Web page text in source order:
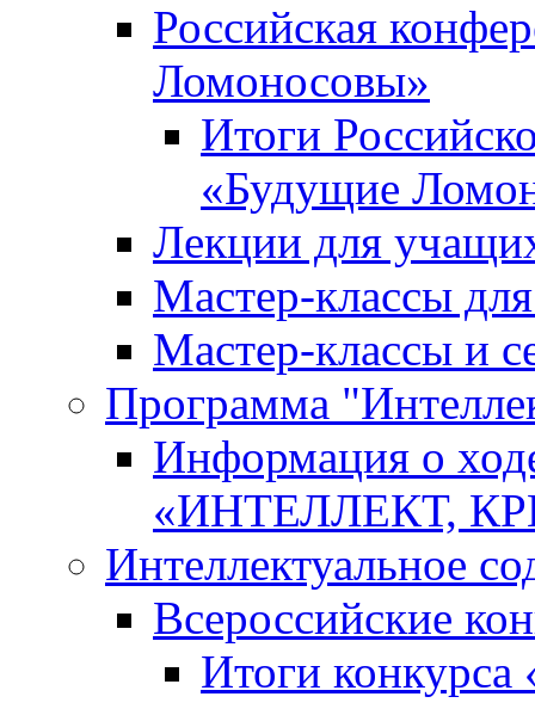
Российская
Ломоносовы»
Итоги
«Будущие
Лекции для
Мастер-классы
Мастер-классы и
Программа
Информация о
«ИНТЕЛЛЕКТ,
Интеллектуальное
Всероссийские
Итоги конкурса